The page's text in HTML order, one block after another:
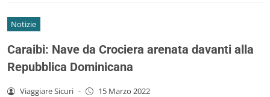
Notizie
Caraibi: Nave da Crociera arenata davanti alla
Repubblica Dominicana
Viaggiare Sicuri - 15 Marzo 2022